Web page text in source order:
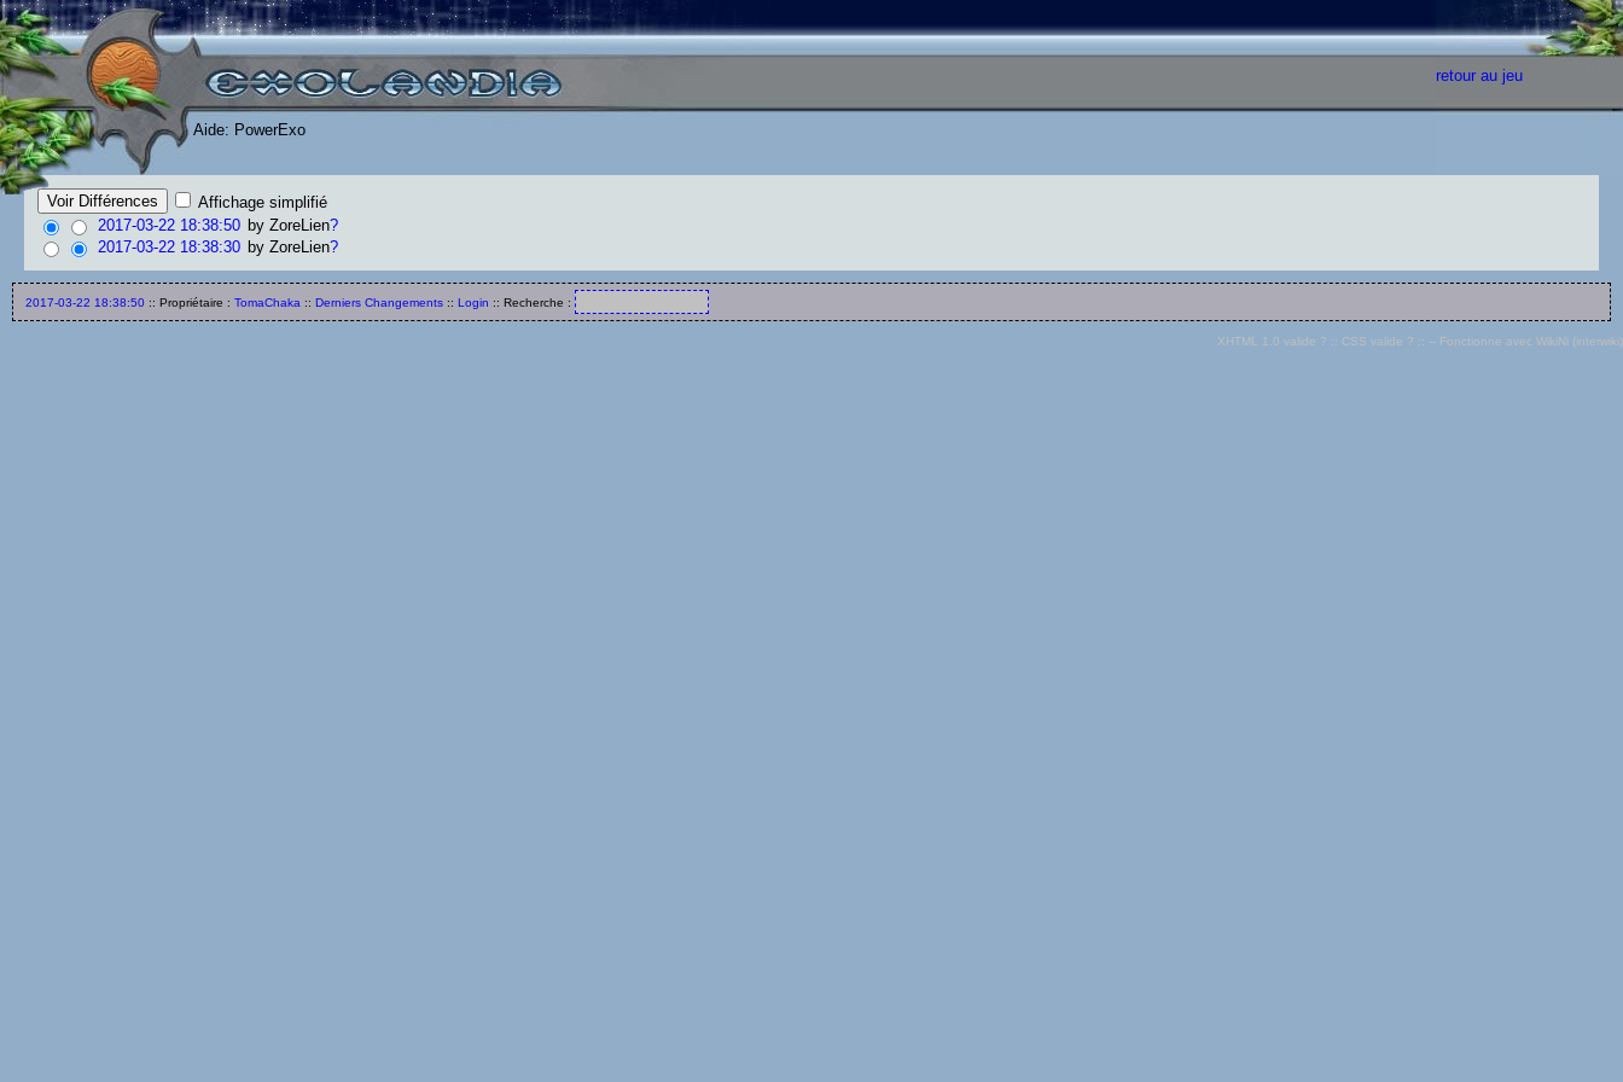
Aide: PowerExo
retour au jeu
Affichage simplifié
2017-03-22 18:38:50 by ZoreLien?
2017-03-22 18:38:30 by ZoreLien?
2017-03-22 18:38:50 :: Propriétaire : TomaChaka :: Derniers Changements :: Login :: Recherche :
XHTML 1.0 valide ? :: CSS valide ? :: -- Fonctionne avec WikiNi (interwiki)